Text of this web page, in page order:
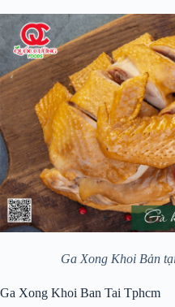
Ga Xong Khoi Bản
Ga Xong Khoi Ban Tai Tphcm